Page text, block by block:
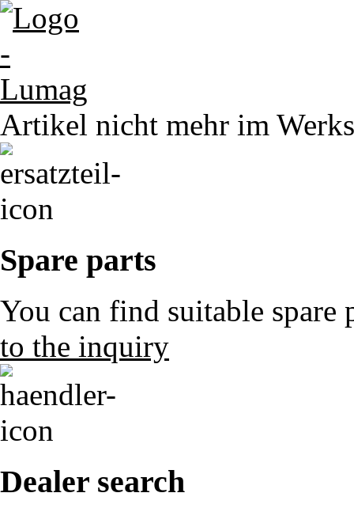
Artikel nicht mehr im
Spare parts
You can find suitable spare
to the inquiry
Dealer search